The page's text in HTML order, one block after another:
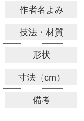
作者名よみ
技法・材質
形状
寸法（cm）
備考